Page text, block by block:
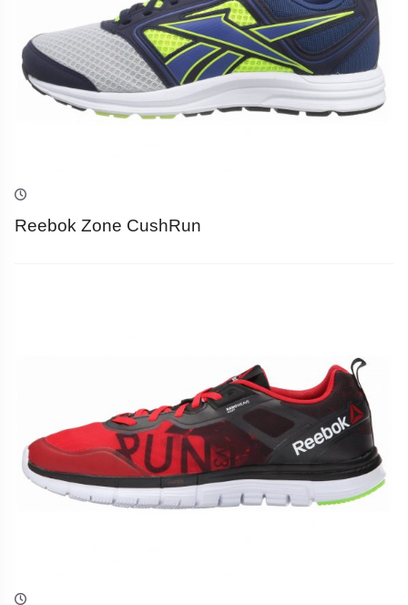
Reebok Zone CushRun